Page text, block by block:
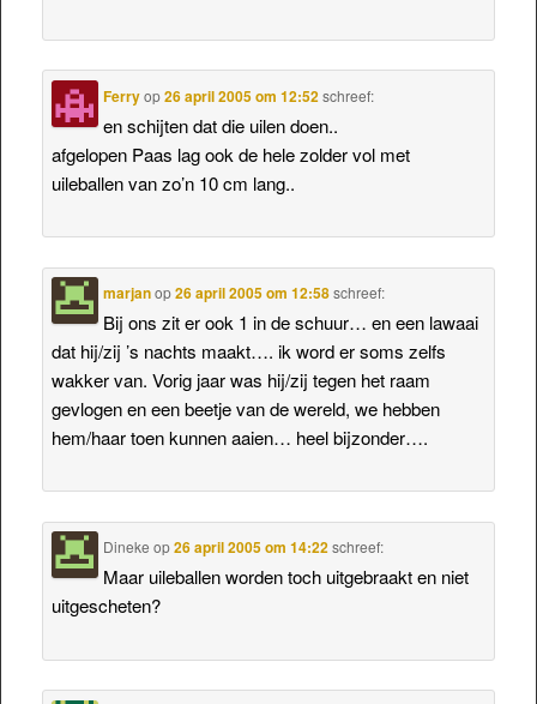
Ferryop26 april 2005 om 12:52 schreef:
en schijten dat die uilen doen..
afgelopen Paas lag ook de hele zolder vol met
uileballen van zo’n 10 cm lang..
marjanop26 april 2005 om 12:58 schreef:
Bij ons zit er ook 1 in de schuur… en een lawaai
dat hij/zij ’s nachts maakt…. ik word er soms zelfs
wakker van. Vorig jaar was hij/zij tegen het raam
gevlogen en een beetje van de wereld, we hebben
hem/haar toen kunnen aaien… heel bijzonder….
Dineke op26 april 2005 om 14:22 schreef:
Maar uileballen worden toch uitgebraakt en niet
uitgescheten?